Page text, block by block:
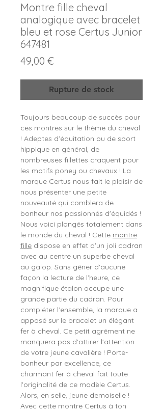
Montre fille cheval
analogique avec bracelet
bleu et rose Certus Junior
647481
49,00 €Prix
Rupture de stock
Toujours beaucoup de succès pour
ces montres sur le thème du cheval
! Adeptes d'équitation ou de sport
hippique en général, de
nombreuses fillettes craquent pour
les motifs poney ou chevaux ! La
marque Certus nous fait le plaisir de
nous présenter une petite
nouveauté qui comblera de
bonheur nos passionnés d'équidés !
Nous voici plongés totalement dans
le monde du cheval ! Cette montre
fille dispose en effet d'un joli cadran
avec au centre un superbe cheval
au galop. Sans gêner d'aucune
façon la lecture de l'heure, ce
magnifique étalon occupe une
grande partie du cadran. Pour
compléter l'ensemble, la marque a
apposé sur le bracelet un élégant
fer à cheval. Ce petit agrément ne
manquera pas d'attirer l'attention
de votre jeune cavalière ! Porte-
bonheur par excellence, ce
charmant fer à cheval fait toute
l'originalité de ce modèle Certus.
Alors, en selle, jeune demoiselle !
Avec cette montre Certus à ton